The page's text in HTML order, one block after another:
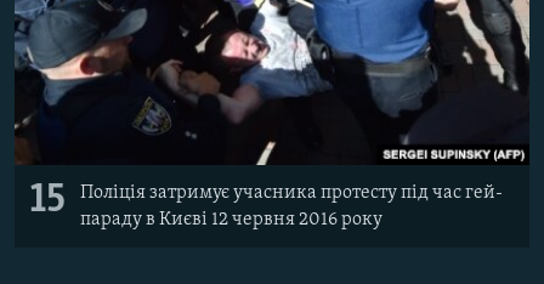
15
Поліція затримує учасника протесту під час гей-
параду в Києві 12 червня 2016 року